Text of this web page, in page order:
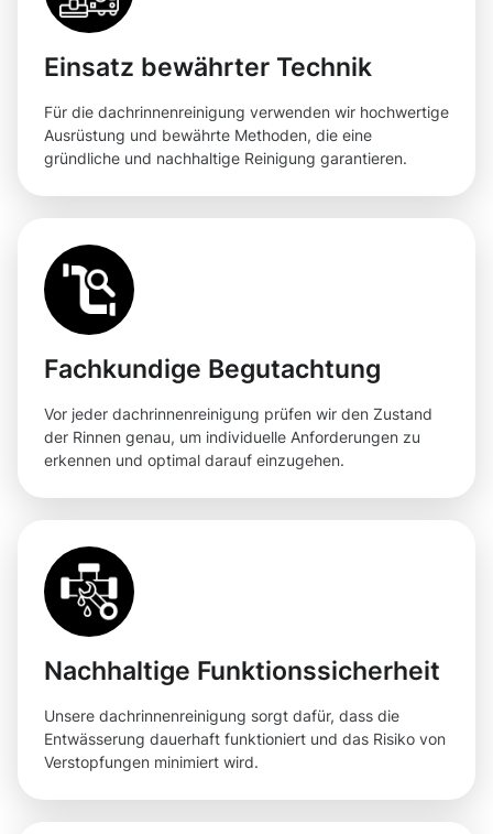
Einsatz bewährter Technik
Für die dachrinnenreinigung verwenden wir hochwertige
Ausrüstung und bewährte Methoden, die eine
gründliche und nachhaltige Reinigung garantieren.
Fachkundige Begutachtung
Vor jeder dachrinnenreinigung prüfen wir den Zustand
der Rinnen genau, um individuelle Anforderungen zu
erkennen und optimal darauf einzugehen.
Nachhaltige Funktionssicherheit
Unsere dachrinnenreinigung sorgt dafür, dass die
Entwässerung dauerhaft funktioniert und das Risiko von
Verstopfungen minimiert wird.